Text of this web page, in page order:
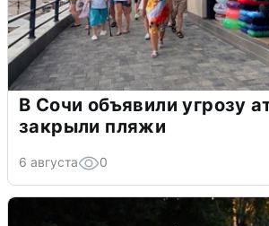
В Сочи объявили угрозу
закрыли пляжи
6 августа 0